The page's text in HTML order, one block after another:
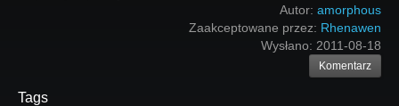
Autor: amorphous
Zaakceptowane przez: Rhenawen
Wysłano: 2011-08-18
Komentarz
Tags